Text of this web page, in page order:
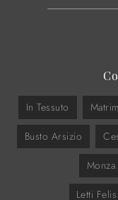
In Tessuto
Busto Arsizio
Monza
Letti